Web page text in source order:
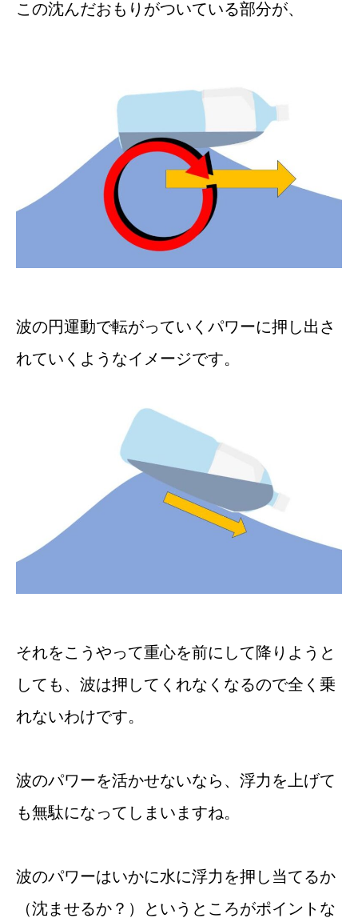
この沈んだおもりがついている部分が、
波の円運動で転がっていくパワーに押し出さ
れていくようなイメージです。
それをこうやって重心を前にして降りようと
しても、波は押してくれなくなるので全く乗
れないわけです。
波のパワーを活かせないなら、浮力を上げて
も無駄になってしまいますね。
波のパワーはいかに水に浮力を押し当てるか
（沈ませるか？）というところがポイントな